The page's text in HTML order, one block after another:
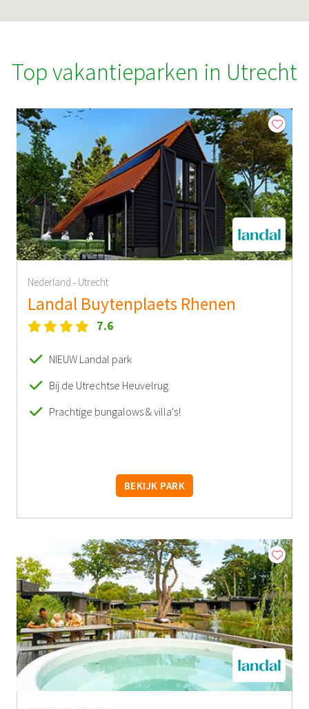
Top vakantieparken in Utrecht
Nederland - Utrecht
Landal Buytenplaets Rhenen
7.6
NIEUW Landal park
Bij de Utrechtse Heuvelrug
Prachtige bungalows & villa's!
BEKIJK PARK